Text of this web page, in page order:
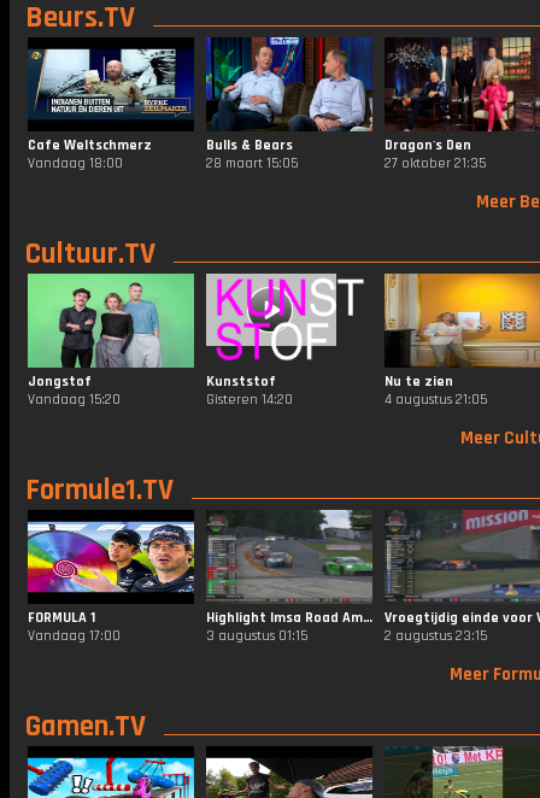
Beurs.TV
Cafe Weltschmerz
Vandaag 18:00
Bulls & Bears
28 maart 15:05
Dragon's Den
27 oktober 21:35
Meer
Cultuur.TV
Jongstof
Vandaag 15:20
Kunststof
Gisteren 14:20
Nu te zien
4 augustus 21:05
Meer
Formule1.TV
FORMULA 1
Vandaag 17:00
Highlight Imsa Road America
3 augustus 01:15
2 augustus 23:15
Meer
Gamen.TV